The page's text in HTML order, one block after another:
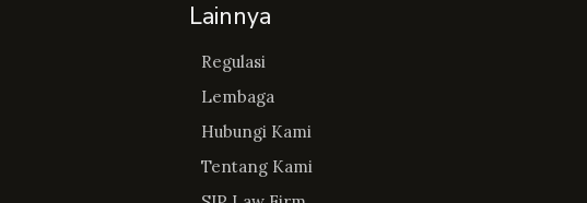
Lainnya
Regulasi
Lembaga
Hubungi Kami
Tentang Kami